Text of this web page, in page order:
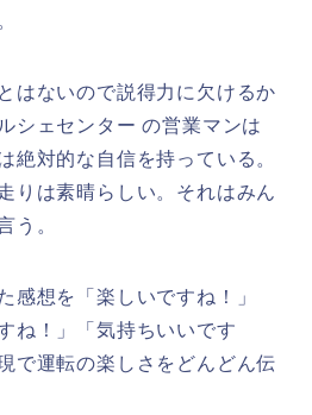
はないので説得力に欠けるか
シェセンター の営業マンは
絶対的な自信を持っている。
りは素晴らしい。それはみん
う。
感想を「楽しいですね！」
ね！」「気持ちいいです
で運転の楽しさをどんどん伝